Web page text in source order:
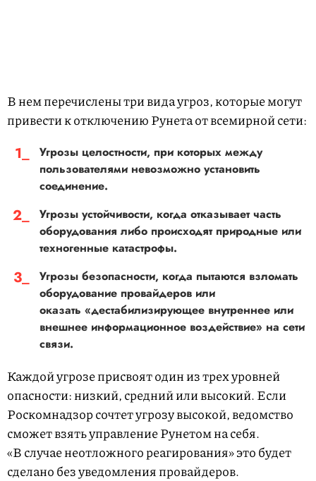
В нем перечислены три вида угроз, которые могут
привести к отключению Рунета от всемирной сети:
Угрозы целостности, при которых между
пользователями невозможно установить
соединение.
Угрозы устойчивости, когда отказывает часть
оборудования либо происходят природные или
техногенные катастрофы.
Угрозы безопасности, когда пытаются взломать
оборудование провайдеров или
оказать «дестабилизирующее внутреннее или
внешнее информационное воздействие» на сети
связи.
Каждой угрозе присвоят один из трех уровней
опасности: низкий, средний или высокий. Если
Роскомнадзор сочтет угрозу высокой, ведомство
сможет взять управление Рунетом на себя.
«В случае неотложного реагирования» это будет
сделано без уведомления провайдеров.